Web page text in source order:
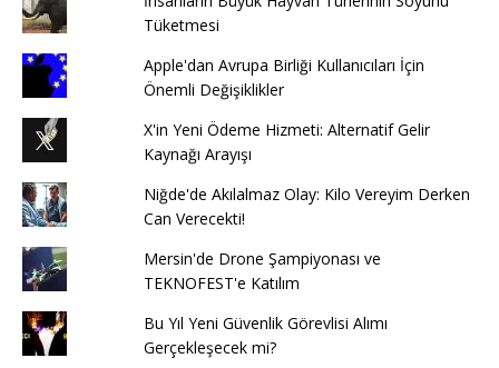
Tüketmesi
Apple'dan Avrupa Birliği Kullanıcıları İçin
Önemli Değişiklikler
X'in Yeni Ödeme Hizmeti: Alternatif Gelir
Kaynağı Arayışı
Niğde'de Akılalmaz Olay: Kilo Vereyim Derken
Can Verecekti!
Mersin'de Drone Şampiyonası ve
TEKNOFEST'e Katılım
Bu Yıl Yeni Güvenlik Görevlisi Alımı
Gerçekleşecek mi?